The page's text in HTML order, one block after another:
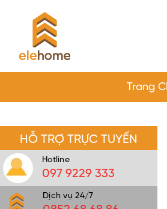
Trang
HỖ TRỢ TRỰC TUYẾN
Hotline
097 9229 333
Dịch vụ 24/7